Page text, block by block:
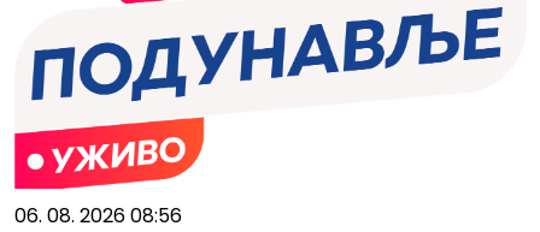
06. 08. 2026 08:56